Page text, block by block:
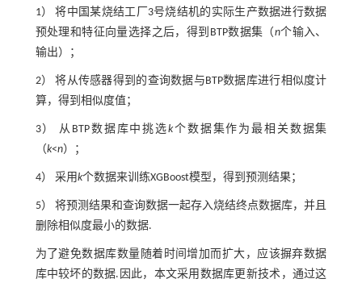
1） 将中国某烧结工厂3号烧结机的实际生产数据进行数据
预处理和特征向量选择之后，得到BTP数据集（ n个输入、
输出）；
2） 将从传感器得到的查询数据与BTP数据库进行相似度计
算，得到相似度值；
3） 从BTP数据库中挑选k个数据集作为最相关数据集
（k<n）；
4） 采用k个数据来训练XGBoost模型，得到预测结果；
5） 将预测结果和查询数据一起存入烧结终点数据库，并且
删除相似度最小的数据.
为了避免数据库数量随着时间增加而扩大，应该摒弃数据
库中较坏的数据.因此，本文采用数据库更新技术，通过这